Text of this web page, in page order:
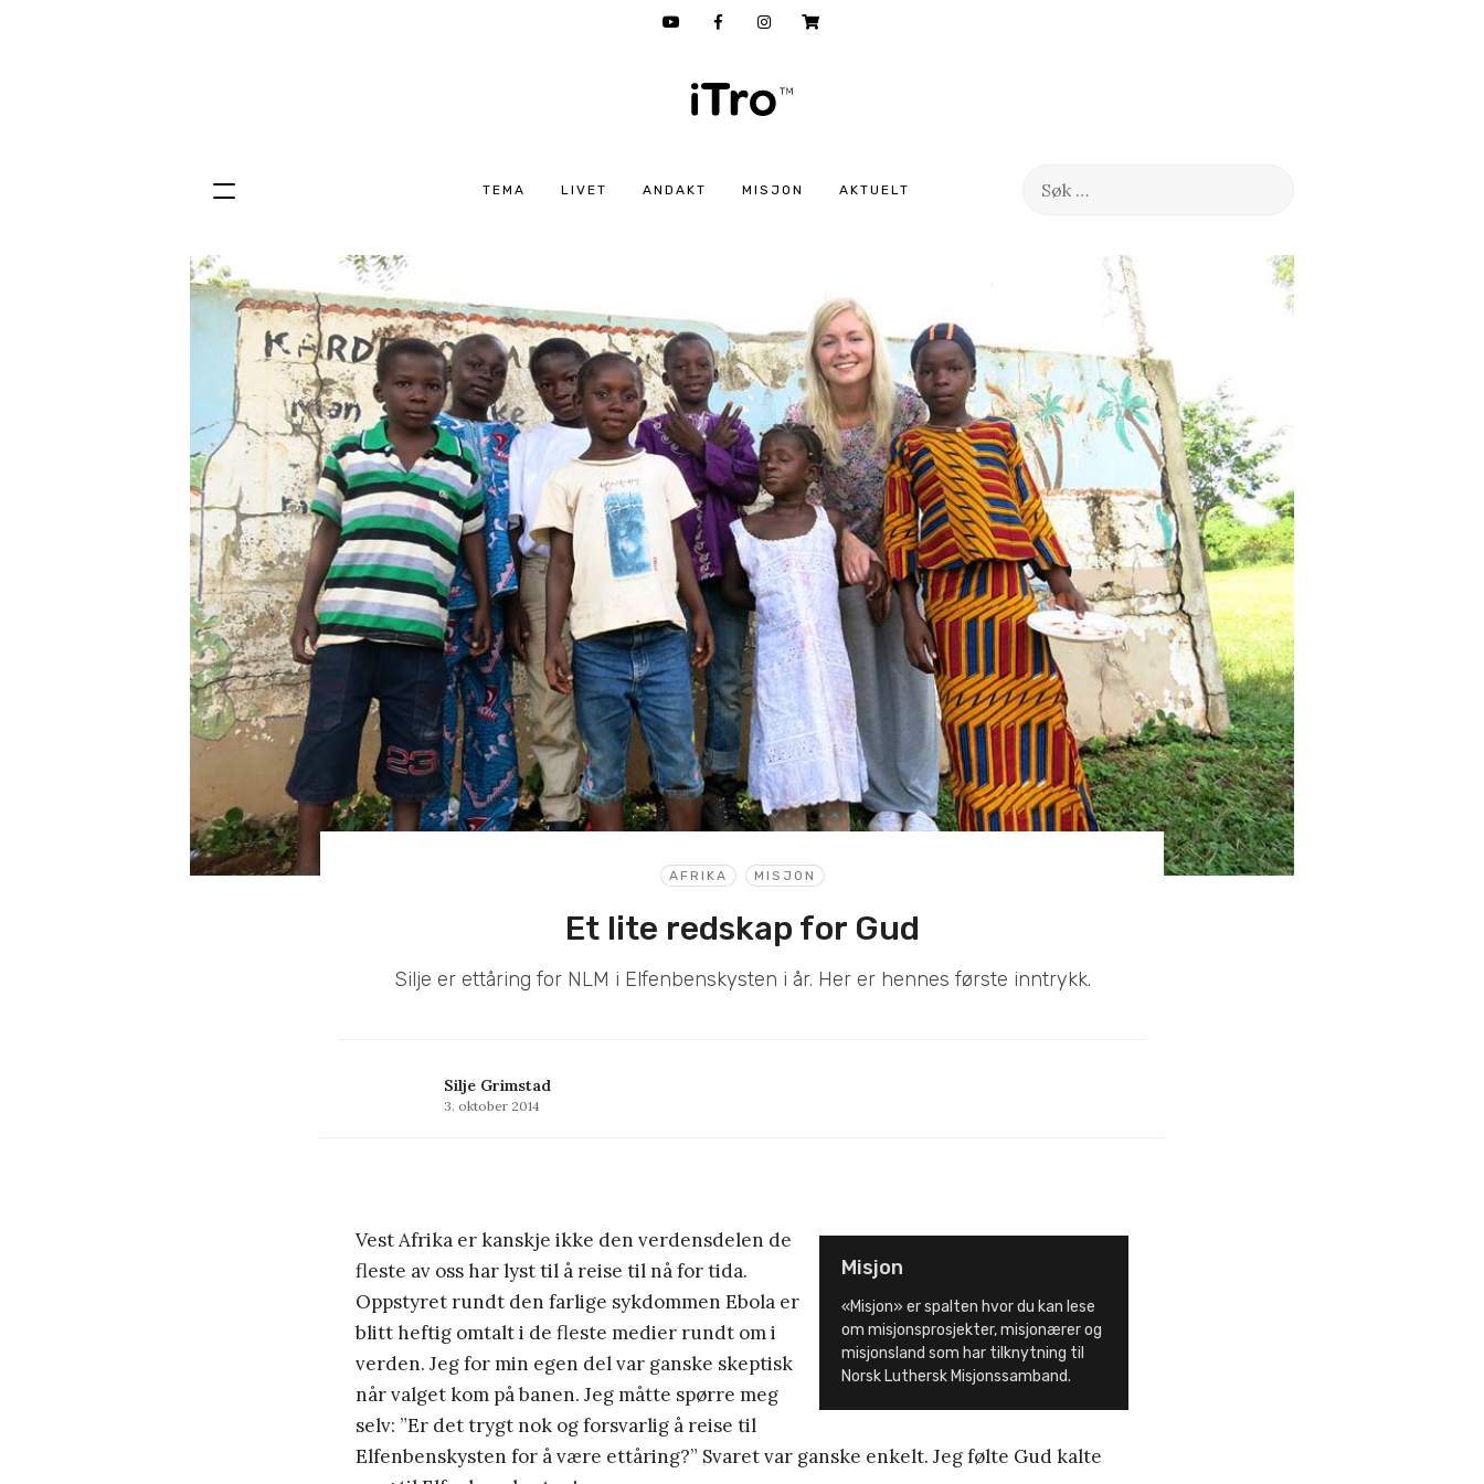
TEMA LIVET ANDAKT MISJON AKTUELT
Søk
Hopp
innhold
AFRIKA MISJON
Et lite redskap for Gud
Silje er ettåring for NLM i Elfenbenskysten i år. Her er hennes første inntrykk.
Silje Grimstad
3. oktober 2014
Misjon
«Misjon» er spalten hvor du kan lese
om misjonsprosjekter, misjonærer og
misjonsland som har tilknytning til
Norsk Luthersk Misjonssamband.
Vest Afrika er kanskje ikke den verdensdelen de
fleste av oss har lyst til å reise til nå for tida.
Oppstyret rundt den farlige sykdommen Ebola er
blitt heftig omtalt i de fleste medier rundt om i
verden. Jeg for min egen del var ganske skeptisk
når valget kom på banen. Jeg måtte spørre meg
selv: ”Er det trygt nok og forsvarlig å reise til
Elfenbenskysten for å være ettåring?” Svaret var ganske enkelt. Jeg følte Gud kalte